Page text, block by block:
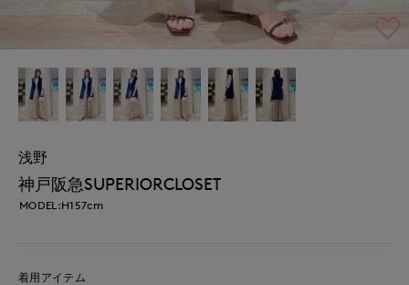
浅野
神戸阪急SUPERIORCLOSET
MODEL:H157cm
着用アイテム